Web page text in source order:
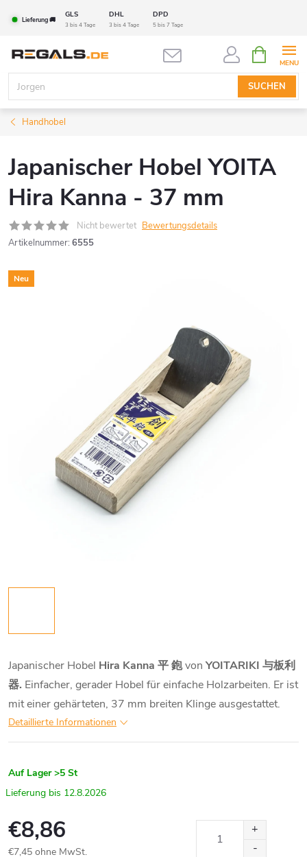
InhaltLieferung 🚚
GLS DHL DPD
3 bis 4 Tage 3 bis 4 Tage 5 bis 7 Tage
SUCHEN
Handhobel
Japanischer Hobel YOITA
Hira Kanna - 37 mm
Nicht bewertet Bewertungsdetails
Artikelnummer: 6555
Neu
Japanischer Hobel Hira Kanna 平 鉋vonYOITARIKI 与板利
器. Einfacher, gerader Hobel für einfache Holzarbeiten. Er ist
mit einer gehärteten, 37 mm breiten Klinge ausgestattet.
Detaillierte Informationen
Auf Lager >5 St
12.8.2026
€8,86
€7,45 ohne MwSt.